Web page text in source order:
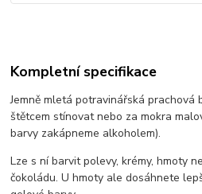
Kompletní specifikace
Jemně mletá potravinářská prachová
štětcem stínovat nebo za mokra
barvy zakápneme alkoholem).
Lze s ní barvit polevy, krémy, hmoty
čokoládu. U hmoty ale dosáhnete